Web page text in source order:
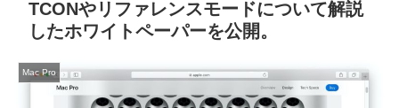
TCONやリファレンスモードについて解説
したホワイトペーパーを公開。
Mac Pro